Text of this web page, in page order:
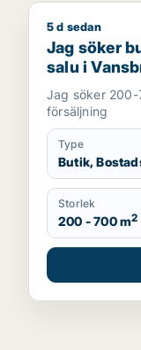
Jag söker
5 d sedan
Jag söker
salu i
m.fl.
Jag söker
försäljning
Type
Butik,
Storlek
200 - 700 m2